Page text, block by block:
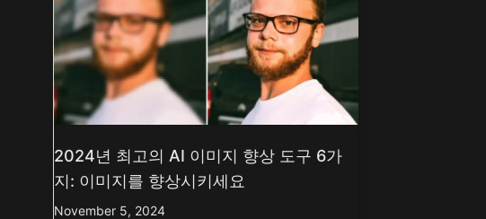
2024년 최고의 AI 이미지 향상 도구 6가
지: 이미지를 향상시키세요
November 5, 2024